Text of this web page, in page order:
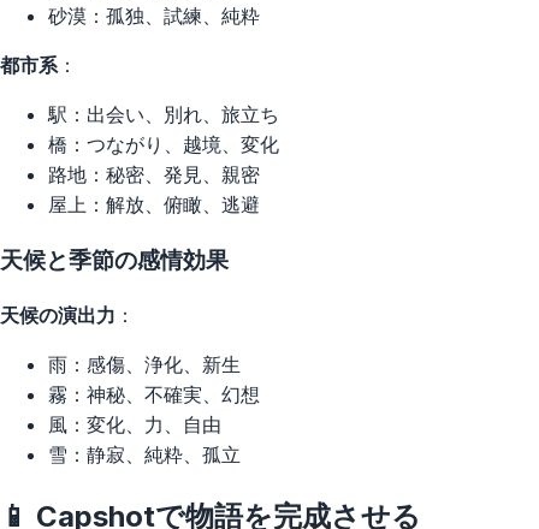
砂漠：孤独、試練、純粋
都市系：
駅：出会い、別れ、旅立ち
橋：つながり、越境、変化
路地：秘密、発見、親密
屋上：解放、俯瞰、逃避
天候と季節の感情効果
天候の演出力 ：
雨：感傷、浄化、新生
霧：神秘、不確実、幻想
風：変化、力、自由
雪：静寂、純粋、孤立
📱 Capshotで物語を完成させる